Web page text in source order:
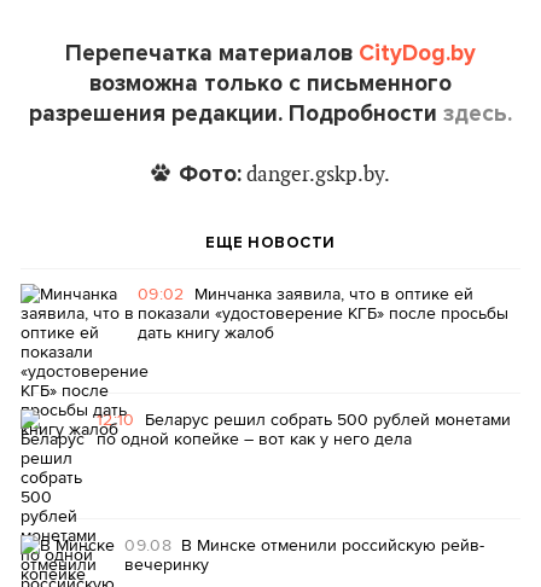
Перепечатка материалов CityDog.by
возможна только с письменного
разрешения редакции. Подробности здесь.
Фото: danger.gskp.by.
ЕЩЕ НОВОСТИ
09:02 Минчанка заявила, что в оптике ей
показали «удостоверение КГБ» после просьбы
дать книгу жалоб
12:10 Беларус решил собрать 500 рублей монетами
по одной копейке – вот как у него дела
09.08 В Минске отменили российскую рейв-
вечеринку